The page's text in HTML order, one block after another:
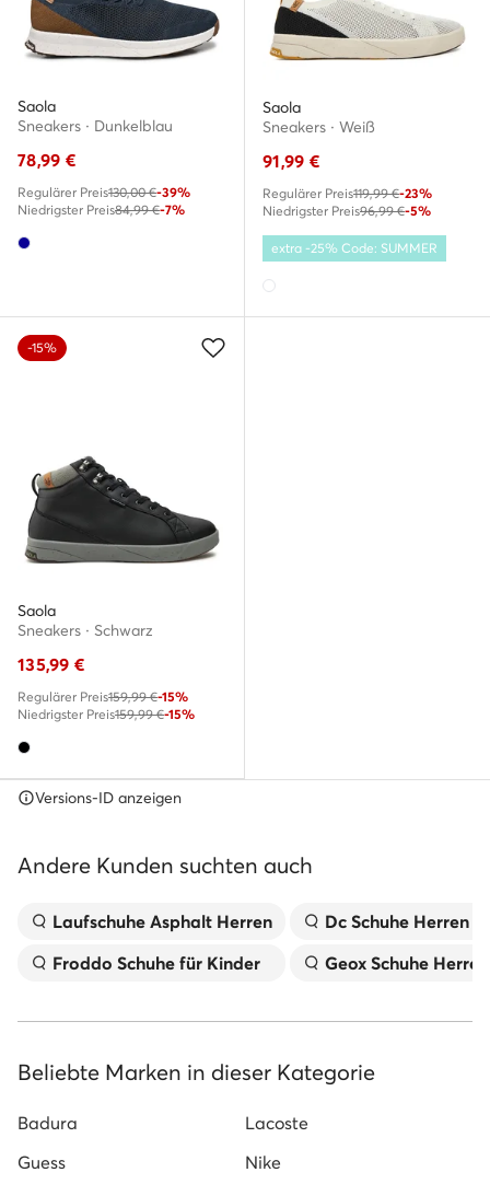
Saola
Sneakers · Dunkelblau
78,99 €
Regulärer Preis130,00 €-39%
Niedrigster Preis84,99 €-7%
Saola
Sneakers · Weiß
91,99 €
Regulärer Preis119,99 €-23%
Niedrigster Preis96,99 €-5%
extra -25% Code: SUMMER
-15%
Saola
Sneakers · Schwarz
135,99 €
Regulärer Preis159,99 €-15%
Niedrigster Preis159,99 €-15%
Versions-ID anzeigen
Andere Kunden suchten auch
Laufschuhe Asphalt Herren
Froddo Schuhe für Kinder
Dc Schuhe Herren
Geox Schuhe Herren
Beliebte Marken in dieser Kategorie
Badura
Lacoste
Guess
Nike